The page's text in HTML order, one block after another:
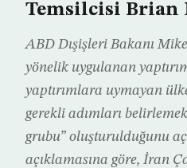
Temsilcisi Brian
ABD Dışişleri Bakanı
yönelik uygulanan
yaptırımlara uymayan
gerekli adımları
grubu” oluşturulduğunu
açıklamasına göre, İran